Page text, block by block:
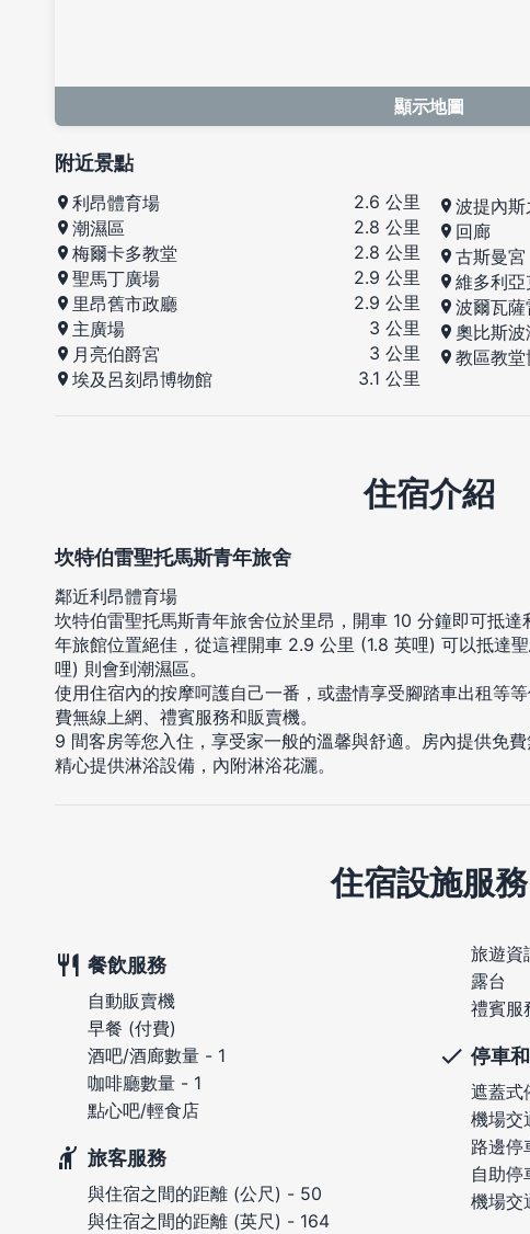
顯示地圖
附近景點
利昂體育場
2.6 公里
潮濕區
2.8 公里
梅爾卡多教堂
2.8 公里
聖馬丁廣場
2.9 公里
里昂舊市政廳
2.9 公里
主廣場
3 公里
月亮伯爵宮
3 公里
埃及呂刻昂博物館
3.1 公里
波提內斯
回廊
古斯曼宮
維多利
波爾瓦薩
奧比斯
教區教
住宿介紹
坎特伯雷聖托馬斯青年旅舍
鄰近利昂體育場
坎特伯雷聖托馬斯青年旅舍位於里昂，開車 10 分鐘即可抵
年旅館位置絕佳，從這裡開車 2.9 公里 (1.8 英哩) 可以抵達
哩) 則會到潮濕區。
使用住宿內的按摩呵護自己一番，或盡情享受腳踏車出租等
費無線上網、禮賓服務和販賣機。
9 間客房等您入住，享受家一般的溫馨與舒適。房內提供免
精心提供淋浴設備，內附淋浴花灑。
住宿設施服務
餐飲服務
自動販賣機
早餐 (付費)
酒吧/酒廊數量 - 1
咖啡廳數量 - 1
點心吧/輕食店
旅客服務
與住宿之間的距離 (公尺) - 50
與住宿之間的距離 (英尺) - 164
旅遊資
露台
禮賓服
停車
遮蓋式
機場交
路邊停
自助停
機場交